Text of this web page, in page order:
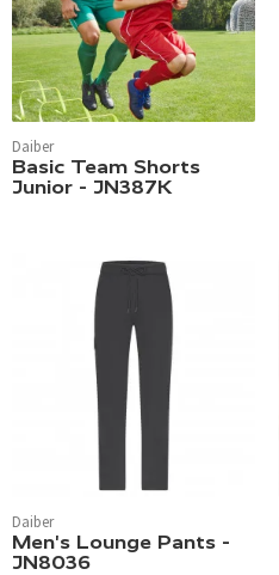
Daiber
Basic Team Shorts
Junior - JN387K
Daiber
Men's Lounge Pants -
JN8036